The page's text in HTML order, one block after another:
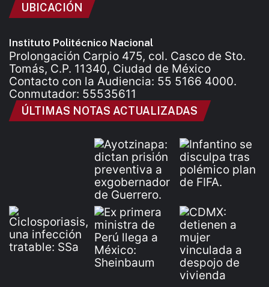
UBICACIÓN
Instituto Politécnico Nacional
Prolongación Carpio 475, col. Casco de Sto.
Tomás, C.P. 11340, Ciudad de México
Contacto con la Audiencia: 55 5166 4000.
Conmutador: 55535611
ÚLTIMAS NOTAS ACTUALIZADAS